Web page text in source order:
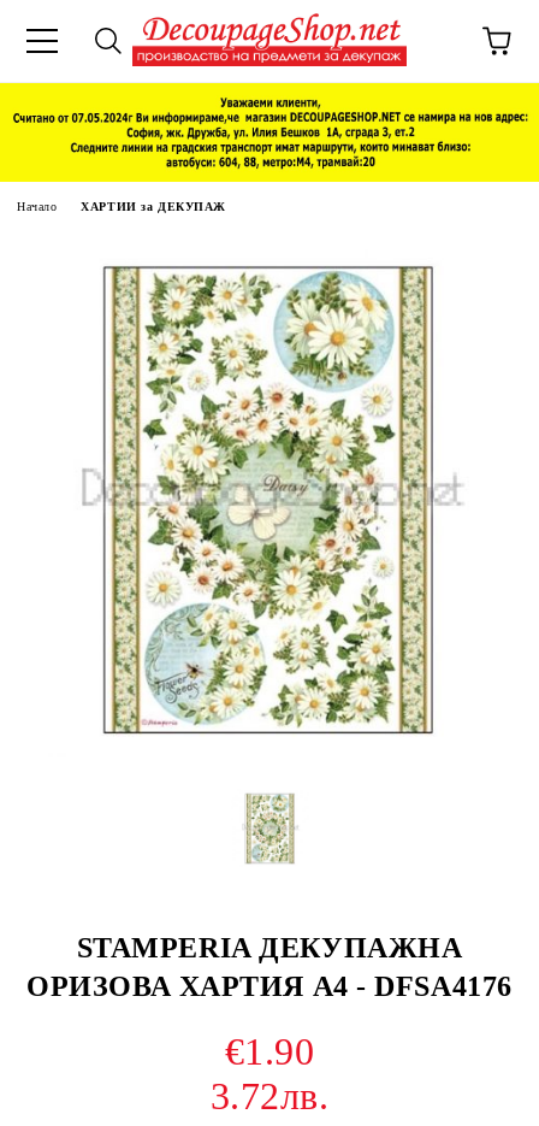
Начало ХАРТИИ за ДЕКУПАЖ
STAMPERIA ДЕКУПАЖНА
ОРИЗОВА ХАРТИЯ А4 - DFSA4176
€1.90
3.72лв.